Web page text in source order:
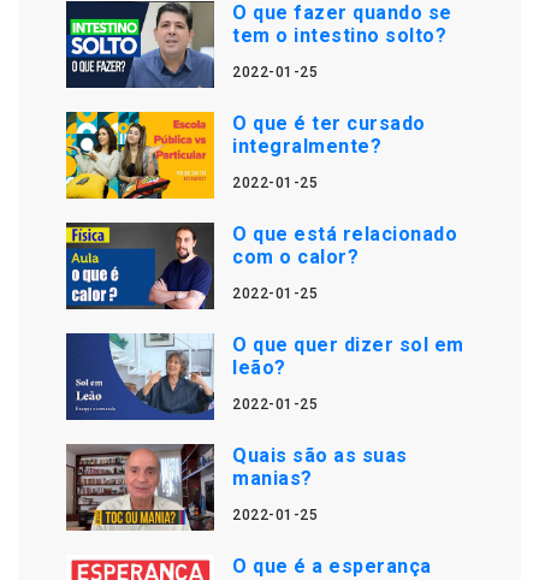
O que fazer quando se
tem o intestino solto?
2022-01-25
O que é ter cursado
integralmente?
2022-01-25
O que está relacionado
com o calor?
2022-01-25
O que quer dizer sol em
leão?
2022-01-25
Quais são as suas
manias?
2022-01-25
O que é a esperança